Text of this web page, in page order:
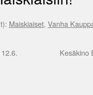
Maiskiaiset, Vanha
Kesäkino